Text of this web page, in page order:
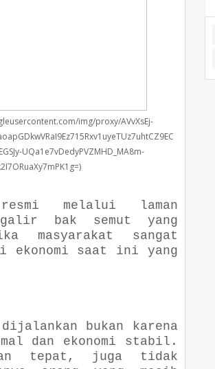
img/proxy/AVvXsEj-
UQa1e7vDedyPVZMHD_MA8m-
melalui laman
bak semut yang
masyarakat sangat
ekonomi saat ini yang
bukan karena
dan ekonomi stabil.
tepat, juga tidak